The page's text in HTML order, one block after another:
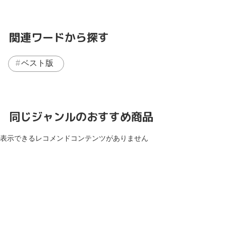
関連ワードから探す
ベスト版
同じジャンルのおすすめ商品
表示できるレコメンドコンテンツがありません